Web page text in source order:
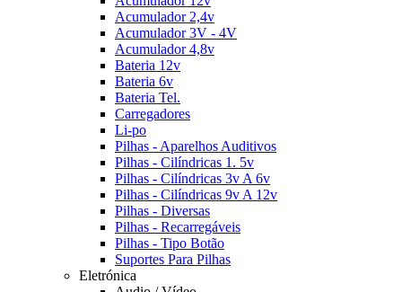
Acumulador 2,4v
Acumulador 3V - 4V
Acumulador 4,8v
Bateria 12v
Bateria 6v
Bateria Tel.
Carregadores
Li-po
Pilhas - Aparelhos Auditivos
Pilhas - Cilíndricas 1. 5v
Pilhas - Cilíndricas 3v A 6v
Pilhas - Cilíndricas 9v A 12v
Pilhas - Diversas
Pilhas - Recarregáveis
Pilhas - Tipo Botão
Suportes Para Pilhas
Eletrónica